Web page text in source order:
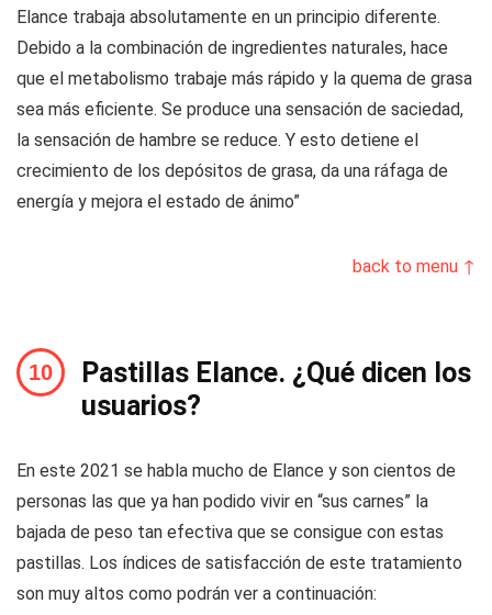
Elance trabaja absolutamente en un principio diferente.
Debido a la combinación de ingredientes naturales, hace
que el metabolismo trabaje más rápido y la quema de grasa
sea más eficiente. Se produce una sensación de saciedad,
la sensación de hambre se reduce. Y esto detiene el
crecimiento de los depósitos de grasa, da una ráfaga de
energía y mejora el estado de ánimo”
back to menu ↑
Pastillas Elance. ¿Qué dicen los
usuarios?
En este 2021 se habla mucho de Elance y son cientos de
personas las que ya han podido vivir en “sus carnes” la
bajada de peso tan efectiva que se consigue con estas
pastillas. Los índices de satisfacción de este tratamiento
son muy altos como podrán ver a continuación: